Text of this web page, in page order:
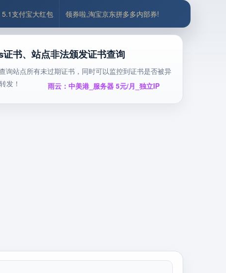
5.1支付宝大红包 领券啦,淘宝京东拼多多内部券!
书、站点非法颁发证书查询
询站点所有未过期证书，同时可以监控到证书是否被异
发！
雨云：中美港_服务器 5元/月_独立IP